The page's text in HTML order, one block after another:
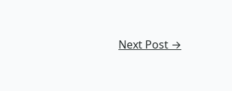
Next Post →